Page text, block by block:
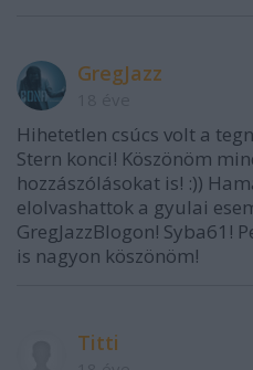
GregJazz
Hihetetlen csúcs volt a
Stern konci! Köszönöm
hozzászólásokat is! :))
elolvashattok a gyulai
GregJazzBlogon! Syba61!
is nagyon köszönöm!
Titti